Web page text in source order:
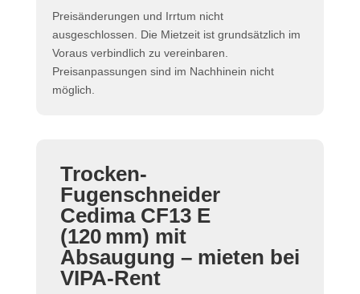
Preisänderungen und Irrtum nicht
ausgeschlossen. Die Mietzeit ist grundsätzlich im
Voraus verbindlich zu vereinbaren.
Preisanpassungen sind im Nachhinein nicht
möglich.
Trocken-
Fugenschneider
Cedima CF13 E
(120 mm) mit
Absaugung – mieten bei
VIPA-Rent